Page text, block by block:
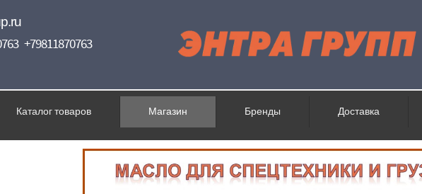
+79811870763
Каталог товаров Магазин Бренды Доставка